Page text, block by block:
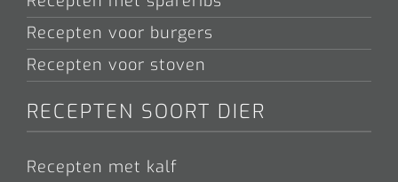
Recepten voor burgers
Recepten voor stoven
RECEPTEN SOORT DIER
Recepten met kalf